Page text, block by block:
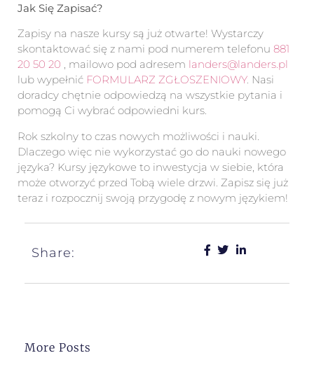
Jak Się Zapisać?
Zapisy na nasze kursy są już otwarte! Wystarczy
skontaktować się z nami pod numerem telefonu 881
20 50 20 , mailowo pod adresem landers@landers.pl
lub wypełnić FORMULARZ ZGŁOSZENIOWY. Nasi
doradcy chętnie odpowiedzą na wszystkie pytania i
pomogą Ci wybrać odpowiedni kurs.
Rok szkolny to czas nowych możliwości i nauki.
Dlaczego więc nie wykorzystać go do nauki nowego
języka? Kursy językowe to inwestycja w siebie, która
może otworzyć przed Tobą wiele drzwi. Zapisz się już
teraz i rozpocznij swoją przygodę z nowym językiem!
Share:
More Posts